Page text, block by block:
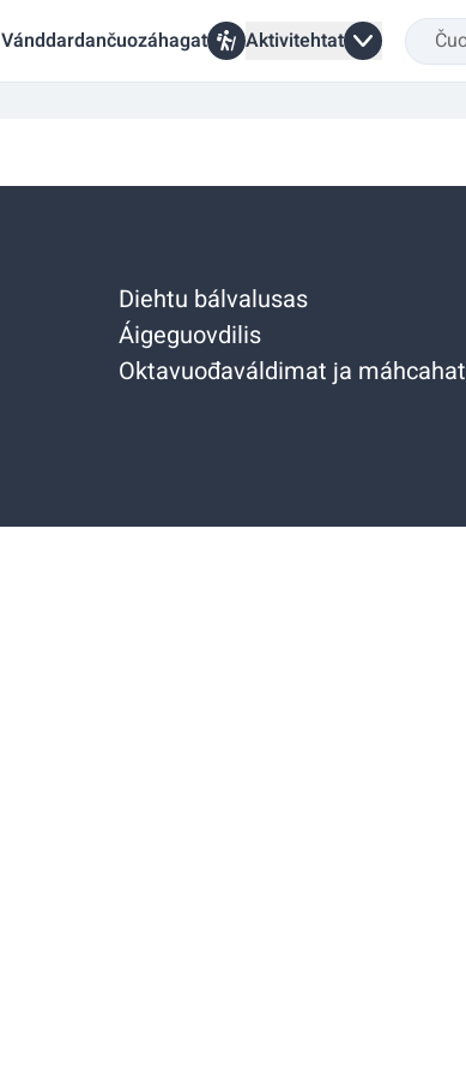
Vánddardančuozáhagat Aktivitehtat
Diehtu bálvalusas
Áigeguovdilis
Oktavuođaváldimat ja máhcahat